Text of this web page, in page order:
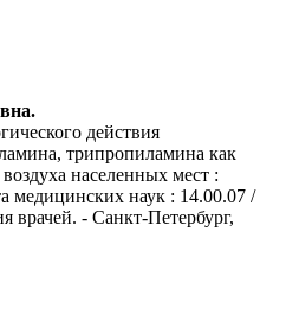
действия
трипропиламина как
населенных мест :
медицинских наук : 14.00.07 /
врачей. - Санкт-Петербург,